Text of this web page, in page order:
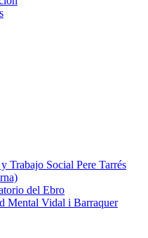
Trabajo Social Pere Tarrés
del Ebro
Mental Vidal i Barraquer